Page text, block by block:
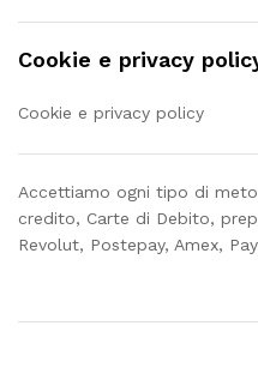
Cookie e privacy
Cookie e privacy policy
Accettiamo ogni tipo di
credito, Carte di Debito,
Revolut, Postepay, Amex,